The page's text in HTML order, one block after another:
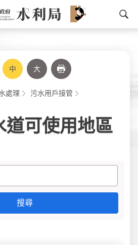
中 大
處理
污水用戶接管
道可使用地區